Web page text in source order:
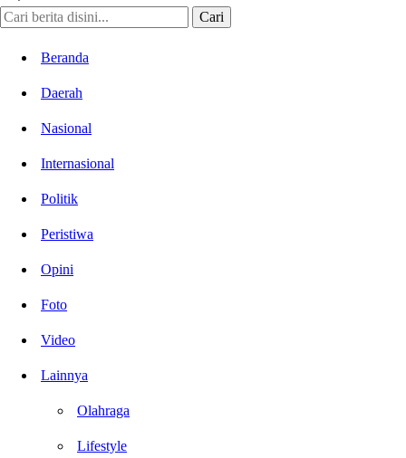
Cari
Beranda
Daerah
Nasional
Internasional
Politik
Peristiwa
Opini
Foto
Video
Lainnya
Olahraga
Lifestyle